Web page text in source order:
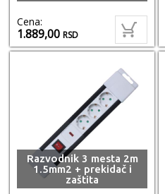
Cena:
1.889,00RSD
Razvodnik 3 mesta 2m
1.5mm2 + prekidač i
zaštita